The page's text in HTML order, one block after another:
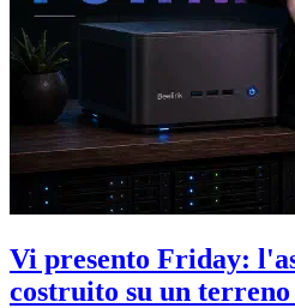
Vi presento Friday:
costruito su un terreno